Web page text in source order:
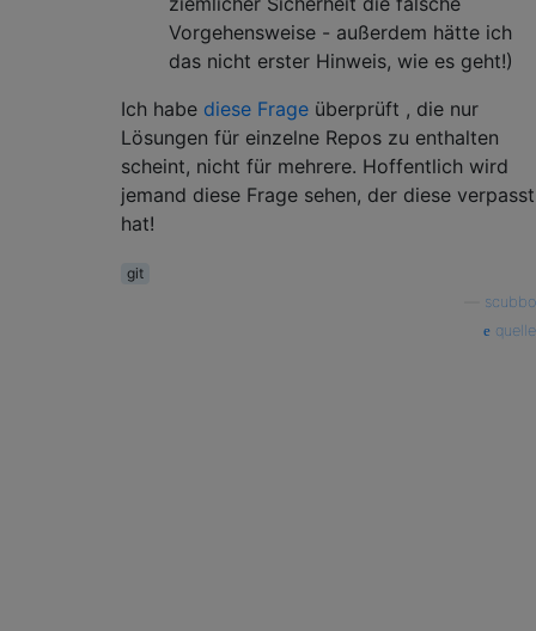
Vorgehensweise - außerdem hätte ich
das nicht erster Hinweis, wie es geht!)
Ich habe diese Frage überprüft , die nur
Lösungen für einzelne Repos zu enthalten
scheint, nicht für mehrere. Hoffentlich wird
jemand diese Frage sehen, der diese verpasst
hat!
git
scubbo
quelle